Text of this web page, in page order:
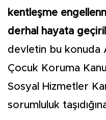
kentleşme
derhal hayata
devletin bu konuda
Çocuk Koruma
Sosyal Hizmetler
sorumluluk